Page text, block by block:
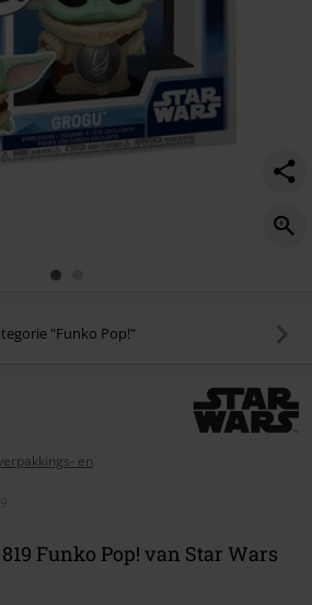
"Funko Pop!"
en
Funko Pop! van Star Wars